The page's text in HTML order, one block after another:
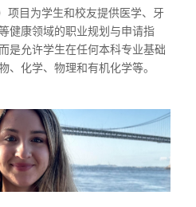
项目为学生和校友提供医学、牙
健康领域的职业规划与申请指
是允许学生在任何本科专业基础
、化学、物理和有机化学等。